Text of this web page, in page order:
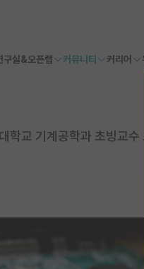
구실&오픈랩 커뮤니티 커리어
학교 기계공학과 초빙교